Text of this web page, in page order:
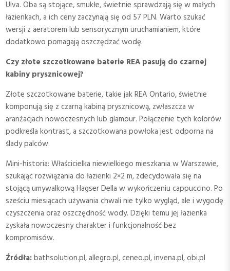
Ulva. Oba są stojące, smukłe, świetnie sprawdzają się w małych
łazienkach, a ich ceny zaczynają się od 57 PLN. Warto szukać
wersji z aeratorem lub sensorycznym uruchamianiem, które
dodatkowo pomagają oszczędzać wodę.
Czy złote szczotkowane baterie REA pasują do czarnej
kabiny prysznicowej?
Złote szczotkowane baterie, takie jak REA Ontario, świetnie
komponują się z czarną kabiną prysznicową, zwłaszcza w
aranżacjach nowoczesnych lub glamour. Połączenie tych kolorów
podkreśla kontrast, a szczotkowana powłoka jest odporna na
ślady palców.
Mini-historia: Właścicielka niewielkiego mieszkania w Warszawie,
szukając rozwiązania do łazienki 2×2 m, zdecydowała się na
stojącą umywalkową Hagser Della w wykończeniu cappuccino. Po
sześciu miesiącach używania chwali nie tylko wygląd, ale i wygodę
czyszczenia oraz oszczędność wody. Dzięki temu jej łazienka
zyskała nowoczesny charakter i funkcjonalność bez
kompromisów.
Źródła:bathsolution.pl, allegro.pl, ceneo.pl, invena.pl, obi.pl